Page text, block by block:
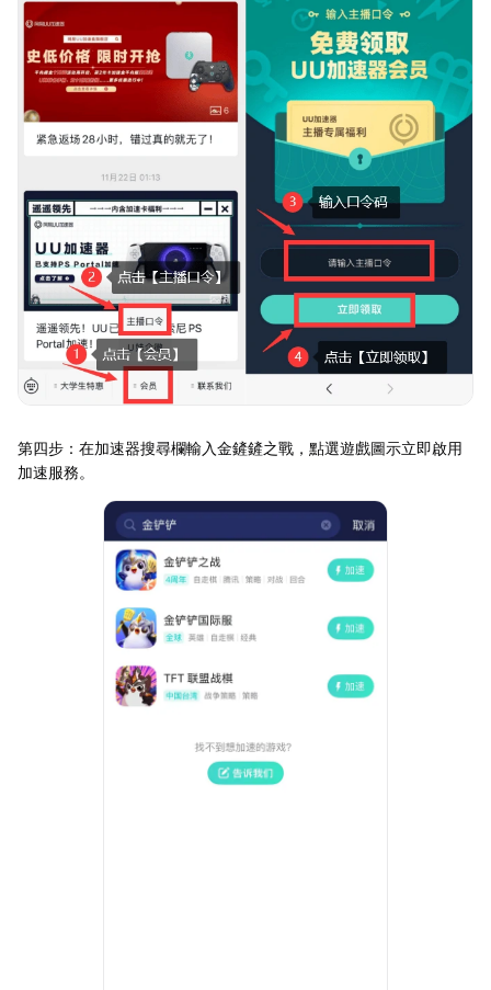
第四步：在加速器搜尋欄輸入金鏟鏟之戰，點選遊戲圖示立即啟用
加速服務。